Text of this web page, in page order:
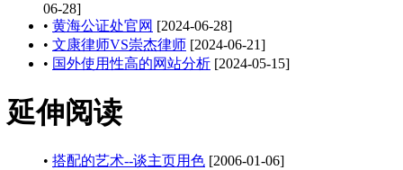
06-28]
• 黄海公证处官网 [2024-06-28]
• 文康律师VS崇杰律师 [2024-06-21]
• 国外使用性高的网站分析 [2024-05-15]
延伸阅读
• 搭配的艺术--谈主页用色 [2006-01-06]